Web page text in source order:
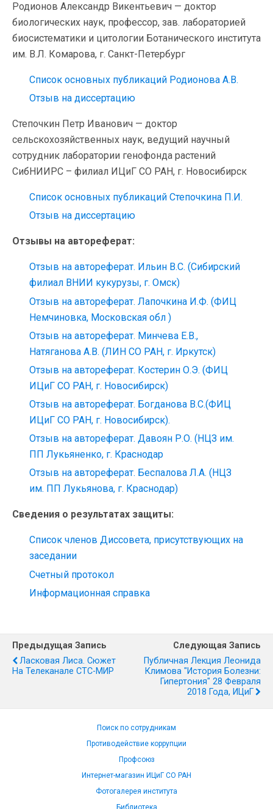
Родионов Александр Викентьевич — доктор
биологических наук, профессор, зав. лабораторией
биосистематики и цитологии Ботанического института
им. В.Л. Комарова, г. Санкт-Петербург
Список основных публикаций Родионова А.В.
Отзыв на диссертацию
Степочкин Петр Иванович — доктор
сельскохозяйственных наук, ведущий научный
сотрудник лаборатории генофонда растений
СибНИИРС – филиал ИЦиГ СО РАН, г. Новосибирск
Список основных публикаций Степочкина П.И.
Отзыв на диссертацию
Отзывы на автореферат:
Отзыв на автореферат. Ильин В.С. (Сибирский
филиал ВНИИ кукурузы, г. Омск)
Отзыв на автореферат. Лапочкина И.Ф. (ФИЦ
Немчиновка, Московская обл )
Отзыв на автореферат. Минчева Е.В.,
Натяганова А.В. (ЛИН СО РАН, г. Иркутск)
Отзыв на автореферат. Костерин О.Э. (ФИЦ
ИЦиГ СО РАН, г. Новосибирск)
Отзыв на автореферат. Богданова В.С.(ФИЦ
ИЦиГ СО РАН, г. Новосибирск).
Отзыв на автореферат. Давоян Р.О. (НЦЗ им.
ПП Лукьяненко, г. Краснодар
Отзыв на автореферат. Беспалова Л.А. (НЦЗ
им. ПП Лукьянова, г. Краснодар)
Сведения о результатах защиты:
Список членов Диссовета, присутствующих на
заседании
Счетный протокол
Информационная справка
Предыдущая Запись
Ласковая Лиса. Сюжет
На Телеканале СТС-МИР
Следующая Запись
Публичная Лекция Леонида
Климова "История Болезни:
Гипертония" 28 Февраля
2018 Года, ИЦиГ
Поиск по сотрудникам
Противодействие коррупции
Профсоюз
Интернет-магазин ИЦиГ СО РАН
Фотогалерея института
Библиотека